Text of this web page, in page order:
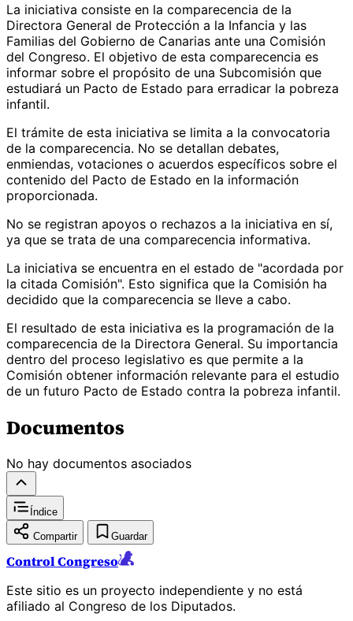
La iniciativa consiste en la comparecencia de la
Directora General de Protección a la Infancia y las
Familias del Gobierno de Canarias ante una Comisión
del Congreso. El objetivo de esta comparecencia es
informar sobre el propósito de una Subcomisión que
estudiará un Pacto de Estado para erradicar la pobreza
infantil.
El trámite de esta iniciativa se limita a la convocatoria
de la comparecencia. No se detallan debates,
enmiendas, votaciones o acuerdos específicos sobre el
contenido del Pacto de Estado en la información
proporcionada.
No se registran apoyos o rechazos a la iniciativa en sí,
ya que se trata de una comparecencia informativa.
La iniciativa se encuentra en el estado de "acordada por
la citada Comisión". Esto significa que la Comisión ha
decidido que la comparecencia se lleve a cabo.
El resultado de esta iniciativa es la programación de la
comparecencia de la Directora General. Su importancia
dentro del proceso legislativo es que permite a la
Comisión obtener información relevante para el estudio
de un futuro Pacto de Estado contra la pobreza infantil.
Documentos
No hay documentos asociados
Índice
Compartir Guardar
Control Congreso
Este sitio es un proyecto independiente y no está
afiliado al Congreso de los Diputados.